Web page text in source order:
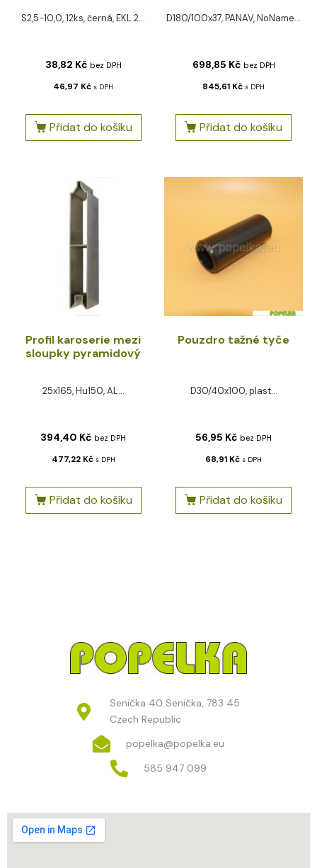
S2,5-10,0, 12ks, černá, EKL 2...
38,82 Kč bez DPH
46,97 Kč s DPH
Přidat do košíku
D180/100x37, PANAV, NoName...
698,85 Kč bez DPH
845,61 Kč s DPH
Přidat do košíku
Profil karoserie mezi
sloupky pyramidový
25x165, Hu150, AL...
394,40 Kč bez DPH
477,22 Kč s DPH
Přidat do košíku
Pouzdro tažné tyče
D30/40x100, plast...
56,95 Kč bez DPH
68,91 Kč s DPH
Přidat do košíku
Senička 40 Senička, 783 45
Czech Republic
popelka@popelka.eu
585 947 099